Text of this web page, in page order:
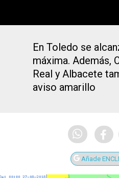
En Toledo se
máxima. Además,
Real y Albacete
aviso amarillo
Añade